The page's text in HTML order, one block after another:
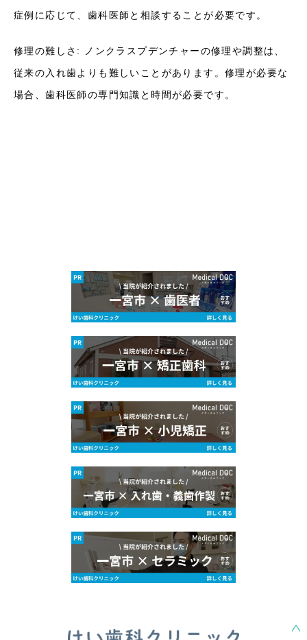
症例に応じて、歯科医師と相談することが必要です。
修理の難しさ: ノンクラスプデンチャーの修理や調整は、
従来の入れ歯よりも難しいことがあります。修理が必要な
場合、歯科医師の専門知識と時間が必要です。